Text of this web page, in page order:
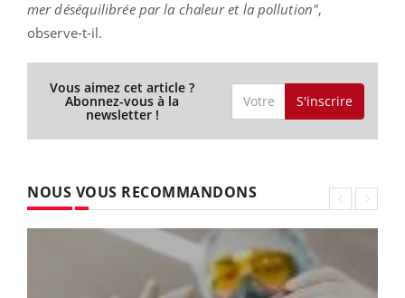
mer déséquilibrée par la chaleur et la pollution",
observe-t-il.
Vous aimez cet article ?
Abonnez-vous à la
newsletter !
S'inscrire
NOUS VOUS RECOMMANDONS